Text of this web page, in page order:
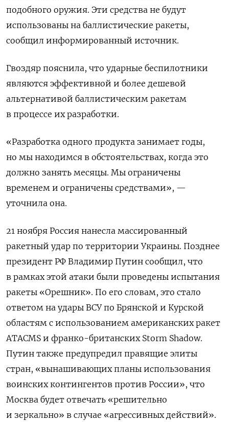
подобного оружия. Эти средства не будут
использованы на баллистические ракеты,
сообщил информированный источник.
Гвоздяр пояснила, что ударные беспилотники
являются эффективной и более дешевой
альтернативой баллистическим ракетам
в процессе их разработки.
«Разработка одного продукта занимает годы,
но мы находимся в обстоятельствах, когда это
должно занять месяцы. Мы ограничены
временем и ограничены средствами», —
уточнила она.
21 ноября Россия нанесла массированный
ракетный удар по территории Украины. Позднее
президент РФ Владимир Путин сообщил, что
в рамках этой атаки были проведены испытания
ракеты «Орешник». По его словам, это стало
ответом на удары ВСУ по Брянской и Курской
областям с использованием американских ракет
ATACMS и франко-британских Storm Shadow.
Путин также предупредил правящие элиты
стран, «вынашивающих планы использования
воинских контингентов против России», что
Москва будет отвечать «решительно
и зеркально» в случае «агрессивных действий».